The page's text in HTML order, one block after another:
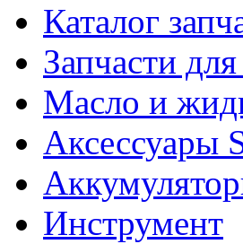
Каталог
Запчасти
Масло и
Аксессуары
Инструмент